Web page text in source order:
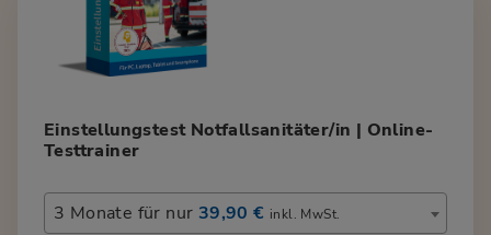
Einstellungstest Notfallsanitäter/in | Online-
Testtrainer
3 Monate für nur 39,90 € inkl. MwSt.